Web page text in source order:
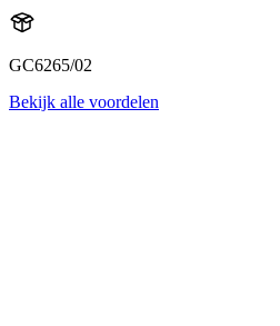
GC6265/02
Bekijk alle voordelen